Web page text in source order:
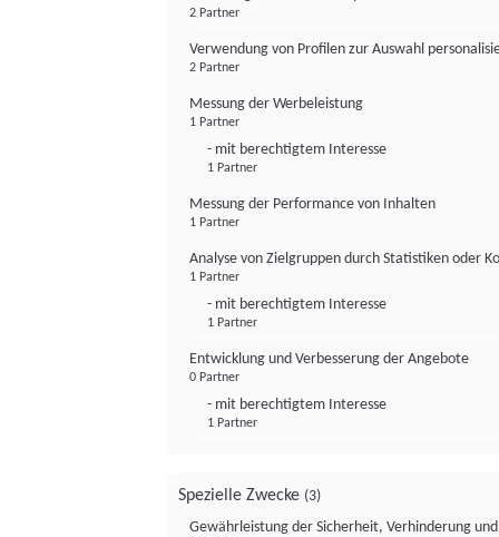
2 Partner
Verwendung von Profilen zur Auswahl
2 Partner
Messung der Werbeleistung
1 Partner
- mit berechtigtem Interesse
1 Partner
Messung der Performance von Inhalten
1 Partner
Analyse von Zielgruppen durch Statistiken oder
1 Partner
- mit berechtigtem Interesse
1 Partner
Entwicklung und Verbesserung der Angebote
0 Partner
- mit berechtigtem Interesse
1 Partner
Spezielle Zwecke (3)
Gewährleistung der Sicherheit, Verhinderung